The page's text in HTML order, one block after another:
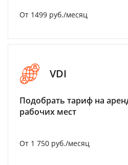
От 1499 руб./месяц
VDI
Подобрать тариф на
рабочих мест
От 1 750 руб./месяц